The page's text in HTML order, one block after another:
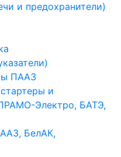
и предохранители)
ПААЗ
и
Электро, БАТЭ,
БелАК,